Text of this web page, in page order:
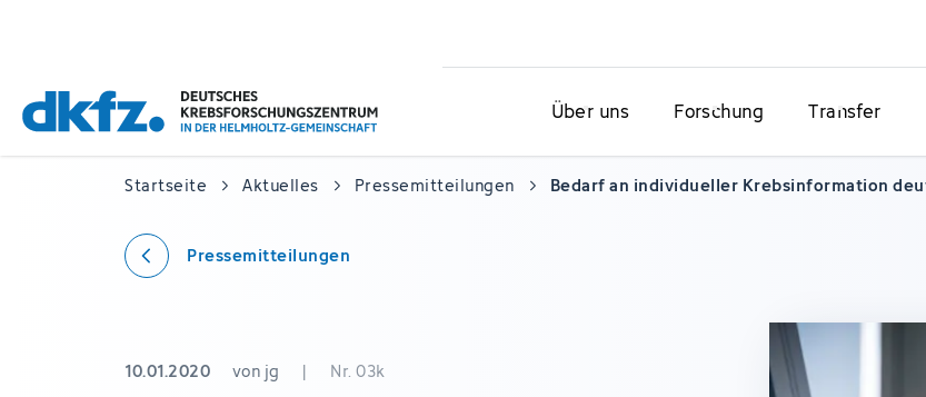
Über uns Forschung Transfer
Startseite Aktuelles Pressemitteilungen Bedarf an individueller Krebsinformation
Pressemitteilungen
10.01.2020 von jg | Nr. 03k